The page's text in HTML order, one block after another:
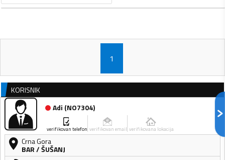
1
KORISNIK
Adi (NO7304)
verifikovan telefon verifikovan email verifikovana lokacija
Crna Gora
BAR/ŠUŠANJ